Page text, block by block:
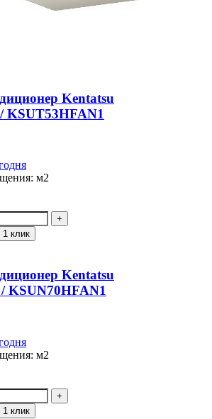
Kentatsu
KSUT53HFAN1
м2
1 клик
Kentatsu
KSUN70HFAN1
м2
1 клик